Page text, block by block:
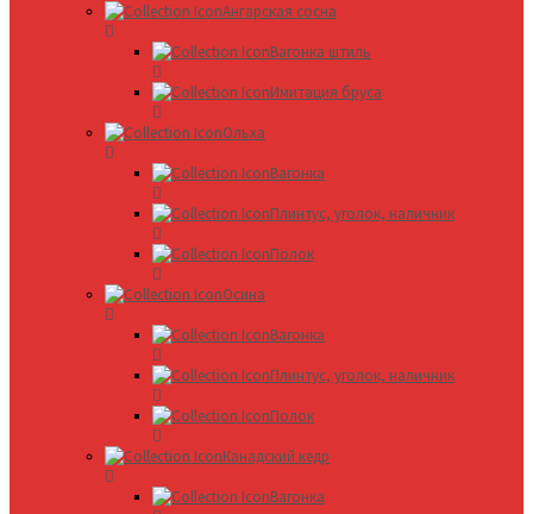
Ангарская сосна
Вагонка штиль
Имитация бруса
Ольха
Вагонка
Плинтус, уголок, наличник
Полок
Осина
Вагонка
Плинтус, уголок, наличник
Полок
Канадский кедр
Вагонка